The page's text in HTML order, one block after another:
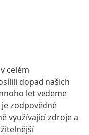
celém
dopad našich
let vedeme
zodpovědné
využívající zdroje a